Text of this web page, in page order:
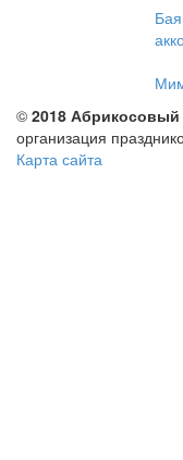
© 2018 Абрикосовый
организация
Карта сайта